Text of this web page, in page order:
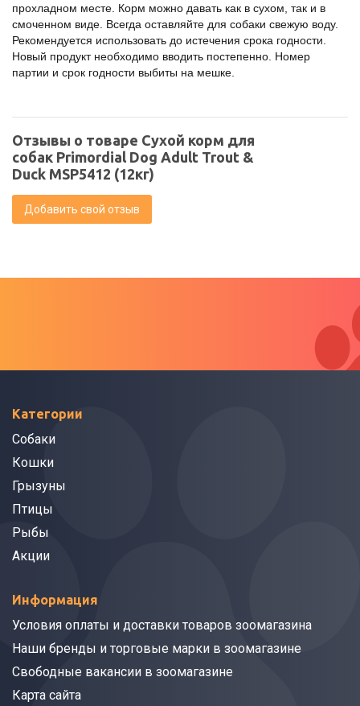
прохладном месте. Корм можно давать как в сухом, так и в
смоченном виде. Всегда оставляйте для собаки свежую воду.
Рекомендуется использовать до истечения срока годности.
Новый продукт необходимо вводить постепенно. Номер
партии и срок годности выбиты на мешке.
Отзывы о товаре Сухой корм для
собак Primordial Dog Adult Trout &
Duck MSP5412 (12кг)
Добавить свой отзыв
Категории
Собаки
Кошки
Грызуны
Птицы
Рыбы
Акции
Информация
Условия оплаты и доставки товаров зоомагазина
Наши бренды и торговые марки в зоомагазине
Свободные вакансии в зоомагазине
Карта сайта